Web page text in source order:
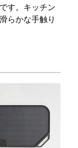
す。キッチン
らかな手触り